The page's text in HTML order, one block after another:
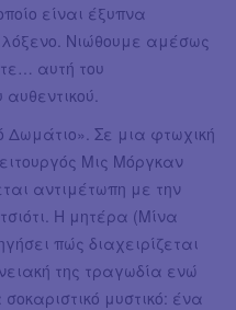
είναι έξυπνα
Νιώθουμε αμέσως
αυτή του
Δωμάτιο». Σε μια φτωχική
Μις Μόργκαν
αντιμέτωπη με την
Η μητέρα (Μίνα
πώς διαχειρίζεται
της τραγωδία ενώ
μυστικό: ένα